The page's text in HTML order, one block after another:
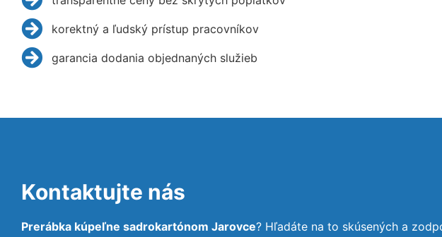
korektný a ľudský prístup pracovníkov
garancia dodania objednaných služieb
Kontaktujte nás
Prerábka kúpeľne sadrokartónom Jarovce? Hľadáte na to skúsených a